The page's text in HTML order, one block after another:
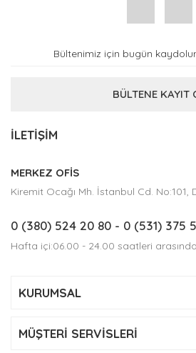
BÜLTENE KAYIT
İLETİŞİM
MERKEZ OFİS
Kiremit Ocağı Mh. İstanbul Cd. No:101,
0 (380) 524 20 80 - 0 (531) 375
Hafta içi:06.00 - 24.00 saatleri
KURUMSAL
MÜŞTERİ SERVİSLERİ